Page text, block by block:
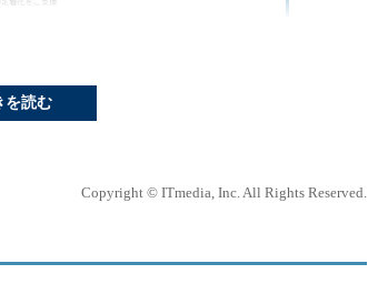
を読む
Copyright © ITmedia, Inc. All Rights Reserved.